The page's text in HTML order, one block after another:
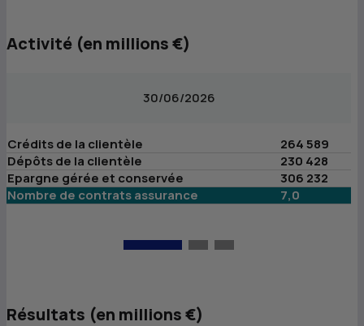
Activité (en millions €)
30/06/2026
Crédits de la clientèle
264 589
Dépôts de la clientèle
230 428
Epargne gérée et conservée
306 232
Nombre de contrats assurance
7,0
Résultats (en millions €)